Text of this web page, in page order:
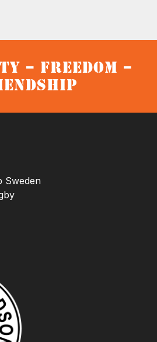
– Freedom –
Sweden